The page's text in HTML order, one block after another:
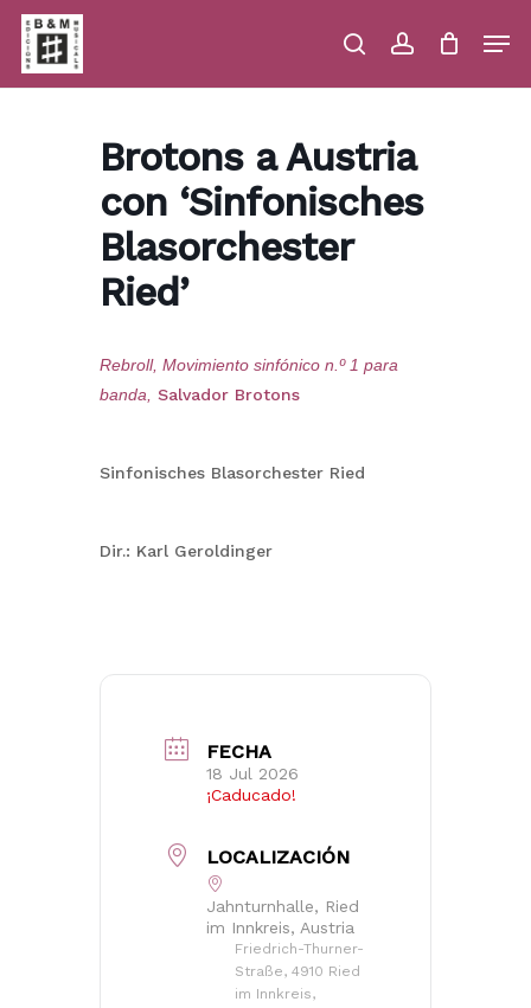
Skip
main
content
searchaccount
Close
Brotons a Austria
con ‘Sinfonisches
Blasorchester
Ried’
Rebroll, Movimiento sinfónico n.º 1 para
banda,
Salvador Brotons
Sinfonisches Blasorchester Ried
Dir.: Karl Geroldinger
FECHA
18 Jul 2026
¡Caducado!
LOCALIZACIÓN
Jahnturnhalle, Ried
im Innkreis, Austria
Friedrich-Thurner-
Straße, 4910 Ried
im Innkreis,
Menu